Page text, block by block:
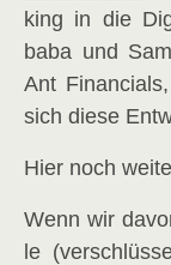
king in die
baba und
Ant
sich die­se
Hier noch
Wenn wir
le